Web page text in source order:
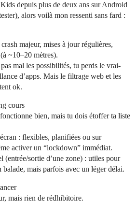
depuis plus de deux ans sur Android
alors voilà mon ressenti sans fard :
majeur, mises à jour régulières,
~10–20 mètres).
mal les possibilités, tu perds le vrai-
d’apps. Mais le filtrage web et les
ok.
cours
bien, mais tu dois étoffer ta liste
: flexibles, planifiées ou sur
activer un “lockdown” immédiat.
(entrée/sortie d’une zone) : utiles pour
mais parfois avec un léger délai.
mais rien de rédhibitoire.